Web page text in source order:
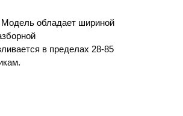
Модель обладает шириной
в пределах 28-85